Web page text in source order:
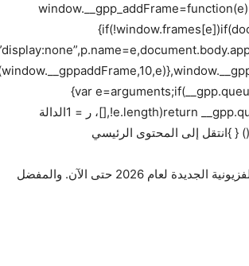
!window.__gpp) { window.__gpp_addFrame=function(e)
{var
[],!e.length)return __gpp.queue;var p,n=e[0]، ر = 1الدالة